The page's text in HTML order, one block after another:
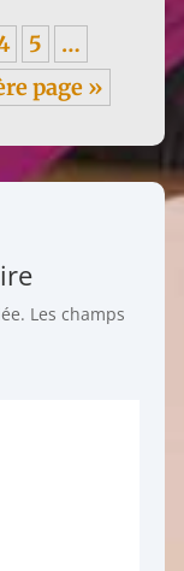
5
…
page »
Les champs